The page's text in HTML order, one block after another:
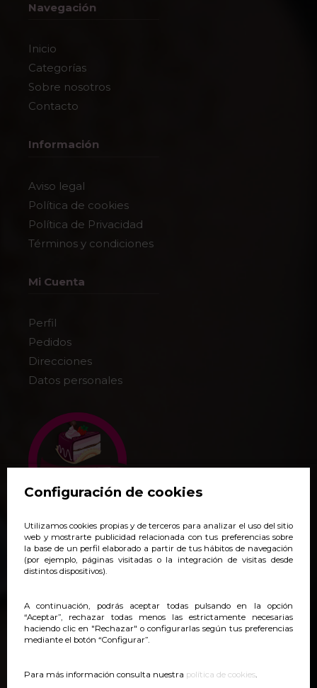
Configuración de cookies
Utilizamos cookies propias y de terceros para analizar el uso del sitio
web y mostrarte publicidad relacionada con tus preferencias sobre
la base de un perfil elaborado a partir de tus hábitos de navegación
(por ejemplo, páginas visitadas o la integración de visitas desde
distintos dispositivos).
A continuación, podrás aceptar todas pulsando en la opción
“Aceptar”, rechazar todas menos las estrictamente necesarias
haciendo clic en "Rechazar" o configurarlas según tus preferencias
mediante el botón “Configurar”.
Para más información consulta nuestra política de cookies.
Navegación
Inicio
Categorías
Sobre nosotros
Contacto
Información
Aviso legal
Política de cookies
Política de Privacidad
Términos y condiciones
Mi Cuenta
Perfil
Pedidos
Direcciones
Datos personales
+34 938 140 718
pedidos@yoveonline.com